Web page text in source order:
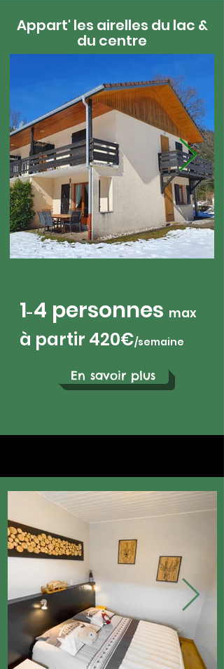
1-4 personnes max
à partir 420€/semaine
En savoir plus
Appart' les airelles du lac &
du centre